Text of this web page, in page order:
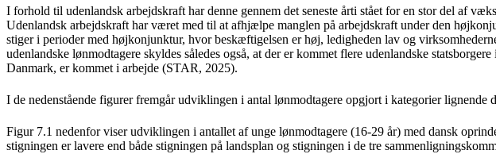
I forhold til udenlandsk arbejdskraft har denne gennem det seneste årti stået for en stor del af
Udenlandsk arbejdskraft har været med til at afhjælpe manglen på arbejdskraft under den
stiger i perioder med højkonjunktur, hvor beskæftigelsen er høj, ledigheden lav og
udenlandske lønmodtagere skyldes således også, at der er kommet flere udenlandske
Danmark, er kommet i arbejde (STAR, 2025).
I de nedenstående figurer fremgår udviklingen i antal lønmodtagere opgjort i kategorier lignende
Figur 7.1 nedenfor viser udviklingen i antallet af unge lønmodtagere (16-29 år) med dansk
stigningen er lavere end både stigningen på landsplan og stigningen i de tre